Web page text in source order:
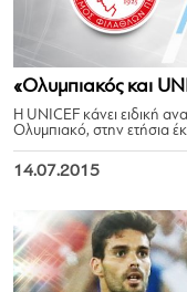
«Ολυμπιακός και
Η UNICEF κάνει ειδική
Ολυμπιακό, στην ετήσια
14.07.2015